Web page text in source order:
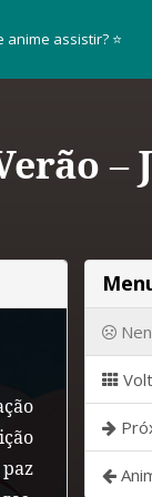
anime assistir? ⭐
–